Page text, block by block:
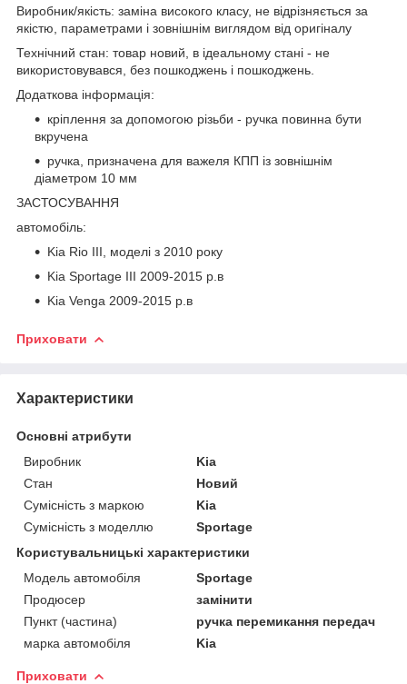
Виробник/якість: заміна високого класу, не відрізняється за
якістю, параметрами і зовнішнім виглядом від оригіналу
Технічний стан: товар новий, в ідеальному стані - не
використовувався, без пошкоджень і пошкоджень.
Додаткова інформація:
кріплення за допомогою різьби - ручка повинна бути
вкручена
ручка, призначена для важеля КПП із зовнішнім
діаметром 10 мм
ЗАСТОСУВАННЯ
автомобіль:
Kia Rio III, моделі з 2010 року
Kia Sportage III 2009-2015 р.в
Kia Venga 2009-2015 р.в
Приховати
Характеристики
Основні атрибути
Виробник
Kia
Стан
Новий
Сумісність з маркою
Kia
Сумісність з моделлю
Sportage
Користувальницькі характеристики
Модель автомобіля
Sportage
Продюсер
замінити
Пункт (частина)
ручка перемикання передач
марка автомобіля
Kia
Приховати